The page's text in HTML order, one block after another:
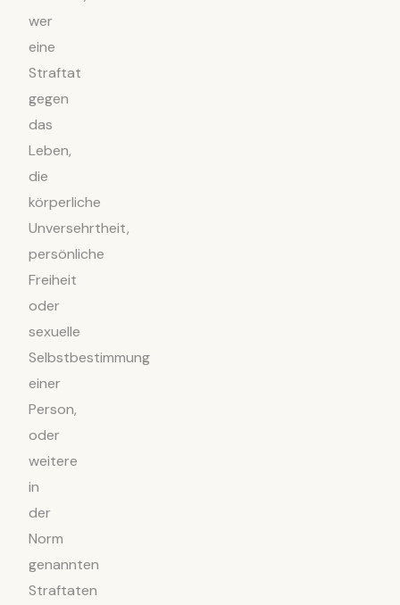
wer
eine
Straftat
gegen
das
Leben,
die
körperliche
Unversehrtheit,
persönliche
Freiheit
oder
sexuelle
Selbstbestimmung
einer
Person,
oder
weitere
in
der
Norm
genannten
Straftaten